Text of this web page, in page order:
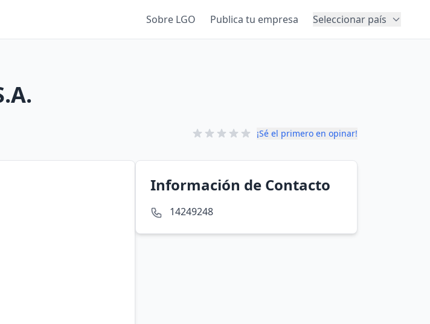
Sobre LGO Publica tu empresa Seleccionar país
¡Sé el primero en opinar!
Información de Contacto
14249248